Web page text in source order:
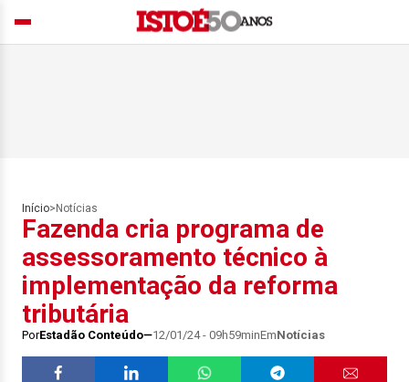
Início> Notícias
Fazenda cria programa de
assessoramento técnico à
implementação da reforma
tributária
PorEstadão Conteúdo 12/01/24 - 09h59minEmNotícias